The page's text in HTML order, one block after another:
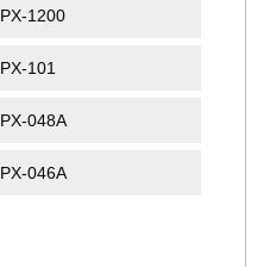
PX-1200
PX-101
PX-048A
PX-046A